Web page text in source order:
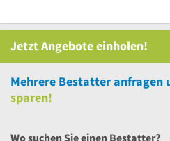
Jetzt Angebote einholen!
Mehrere Bestatter anfragen
sparen!
Wo suchen Sie einen Bestatter?